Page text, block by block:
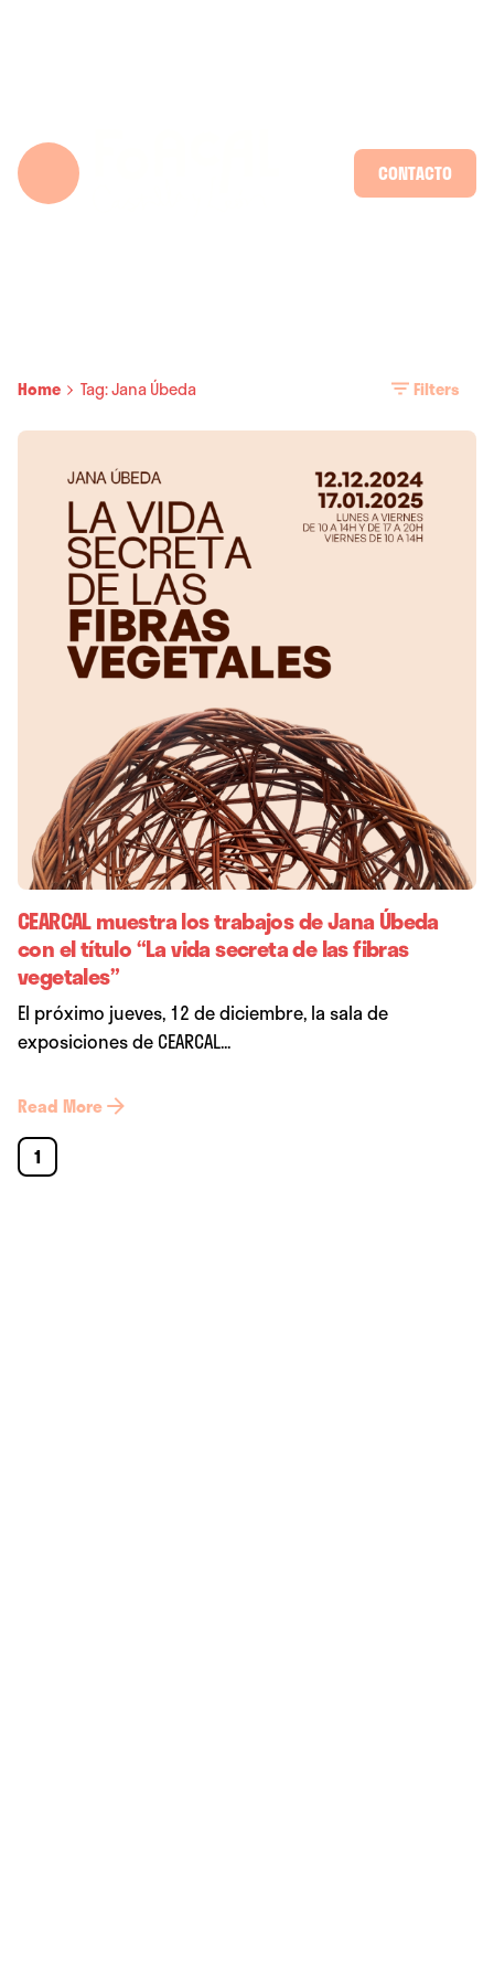
CONTACTO
Home Tag: Jana Úbeda Filters
CEARCAL muestra los trabajos de Jana Úbeda
con el título “La vida secreta de las fibras
vegetales”
El próximo jueves, 12 de diciembre, la sala de
exposiciones de CEARCAL...
Read More
1